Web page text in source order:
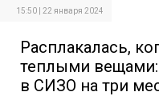
15:50 | 22 января 2024
Расплакалась,
теплыми
в СИЗО на три